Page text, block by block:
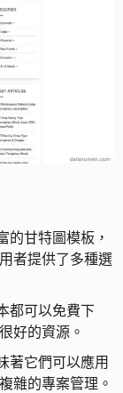
的甘特圖模板，
者提供了多種選
都可以免費下
好的資源。
著它們可以應用
雜的專案管理。